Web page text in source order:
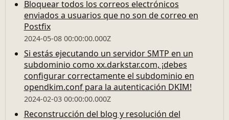
Bloquear todos los correos electrónicos
enviados a usuarios que no son de correo en
Postfix
2024-05-08 00:00:00.000Z
Si estás ejecutando un servidor SMTP en un
subdominio como xx.darkstar.com, ¡debes
configurar correctamente el subdominio en
opendkim.conf para la autenticación DKIM!
2024-02-03 00:00:00.000Z
Reconstrucción del blog y resolución del